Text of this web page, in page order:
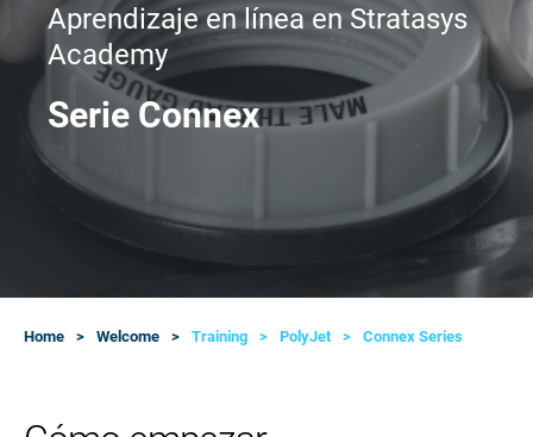
Aprendizaje en línea en Stratasys
Academy
Serie Connex
Home Welcome Training PolyJet Connex Series